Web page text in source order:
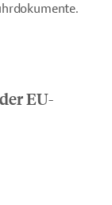
EU-